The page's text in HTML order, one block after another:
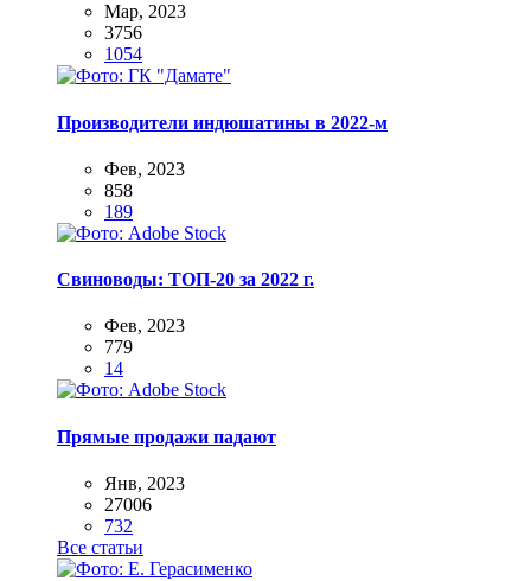
Мар, 2023
3756
1054
Производители индюшатины в 2022-м
Фев, 2023
858
189
Свиноводы: ТОП-20 за 2022 г.
Фев, 2023
779
14
Прямые продажи падают
Янв, 2023
27006
732
Все статьи